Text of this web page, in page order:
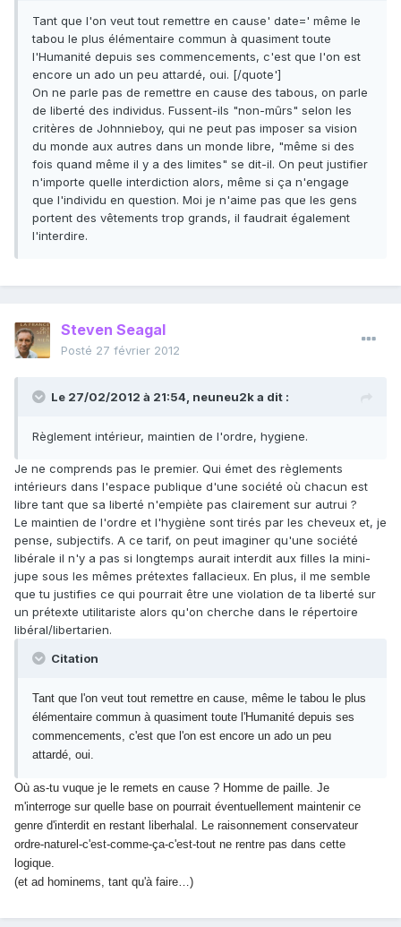
Tant que l'on veut tout remettre en cause' date=' même le
tabou le plus élémentaire commun à quasiment toute
l'Humanité depuis ses commencements, c'est que l'on est
encore un ado un peu attardé, oui. [/quote']
On ne parle pas de remettre en cause des tabous, on parle
de liberté des individus. Fussent-ils "non-mûrs" selon les
critères de Johnnieboy, qui ne peut pas imposer sa vision
du monde aux autres dans un monde libre, "même si des
fois quand même il y a des limites" se dit-il. On peut justifier
n'importe quelle interdiction alors, même si ça n'engage
que l'individu en question. Moi je n'aime pas que les gens
portent des vêtements trop grands, il faudrait également
l'interdire.
Steven Seagal
Posté 27 février 2012
Le 27/02/2012 à 21:54, neuneu2k a dit :
Règlement intérieur, maintien de l'ordre, hygiene.
Je ne comprends pas le premier. Qui émet des règlements
intérieurs dans l'espace publique d'une société où chacun est
libre tant que sa liberté n'empiète pas clairement sur autrui ?
Le maintien de l'ordre et l'hygiène sont tirés par les cheveux et, je
pense, subjectifs. A ce tarif, on peut imaginer qu'une société
libérale il n'y a pas si longtemps aurait interdit aux filles la mini-
jupe sous les mêmes prétextes fallacieux. En plus, il me semble
que tu justifies ce qui pourrait être une violation de ta liberté sur
un prétexte utilitariste alors qu'on cherche dans le répertoire
libéral/libertarien.
Citation
Tant que l'on veut tout remettre en cause, même le tabou le plus
élémentaire commun à quasiment toute l'Humanité depuis ses
commencements, c'est que l'on est encore un ado un peu
attardé, oui.
Où as-tu vuque je le remets en cause ? Homme de paille. Je
m'interroge sur quelle base on pourrait éventuellement maintenir ce
genre d'interdit en restant liberhalal. Le raisonnement conservateur
ordre-naturel-c'est-comme-ça-c'est-tout ne rentre pas dans cette
logique.
(et ad hominems, tant qu'à faire…)